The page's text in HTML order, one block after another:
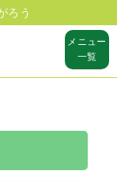
ろう
メニュー
一覧